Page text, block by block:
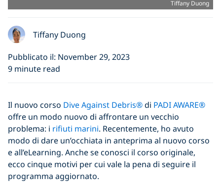
Tiffany Duong
Tiffany Duong
Pubblicato il: November 29, 2023
9 minute read
Il nuovo corso Dive Against Debris®di PADI AWARE®
offre un modo nuovo di affrontare un vecchio
problema: i rifiuti marini. Recentemente, ho avuto
modo di dare un’occhiata in anteprima al nuovo corso
e all’eLearning. Anche se conosci il corso originale,
ecco cinque motivi per cui vale la pena di seguire il
programma aggiornato.